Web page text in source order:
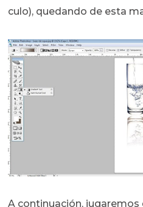
culo), quedando de esta
A continuación,